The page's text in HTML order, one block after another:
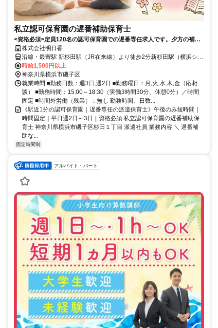
私立認可保育園の遅番補助保育士
<資格必須>定員120名の認可保育園での遅番専任求人です。夕方の補助
業務や園児の見守りを担当し、書類業務はありません。週2～3日、午後
のみの短時間勤務で扶養内も可。駅直結で通勤便利。未経験・ブランク
ある方も歓迎。
株式会社明日香
沿線・最寄駅 新杉田駅（JR在来線）より徒歩2分新杉田駅（横浜シー
サイドライン）より徒歩2分新杉田駅（JR在来線/横浜シーサイドライ
ン）より徒歩2分
時給1,500円以上
神奈川県横浜市磯子区
就業時間 ■勤務日数：週3日,週2日 ■勤務曜日：月,火,水,木,金（応相
談） ■勤務時間：15:00～18:30（実働3時間30分、休憩0分）／時間
固定 ■時間外労働（残業）：無し 勤務時間、日数...
《駅近1分の認可保育園｜遅番専任の派遣保育士》午後のみ短時間｜
時間固定｜平日週2日～3日｜資格必須 私立認可保育園の遅番補助保
育士 神奈川県横浜市磯子区杉田１丁目 派遣社員 業務内容 ＼ 遅番補
助な...
固定時間制
アルバイト・パート